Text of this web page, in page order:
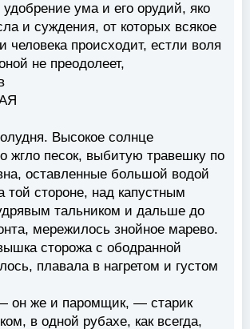
ума и его орудий, яко
и суждения, от которых всякое
человека происходит, естли воля
не преодолеет,
Высокое солнце
жгло песок, выбитую травешку по
оставленные большой водой
той стороне, над капустным
тальником и дальше до
мережилось знойное марево.
сторожа с ободранной
плавала в нагретом и густом
он же и паромщик, — старик
в одной рубахе, как всегда,